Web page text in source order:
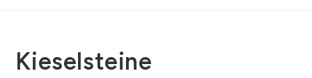
Kieselsteine